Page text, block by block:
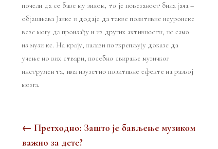
почели да се баве му зиком, то је повезаност била јача –
објашњава Јанке и додаје да такве позитивне неуронске
везе могу да произађу и из других активности, не само
из музи ке. На крају, налази поткрепљују доказе да
учење но вих ствари, посебно свирање музичког
инструмен та, има изузетно позитивне ефекте на развој
мозга.
← Претходно: Зашто је бављење музиком
важно за дете?